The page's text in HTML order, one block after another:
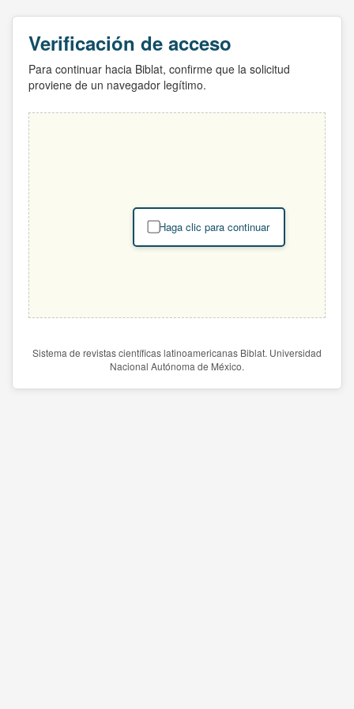
Verificación de acceso
Para continuar hacia Biblat, confirme que la solicitud
proviene de un navegador legítimo.
Haga clic para continuar
Sistema de revistas científicas latinoamericanas Biblat. Universidad
Nacional Autónoma de México.